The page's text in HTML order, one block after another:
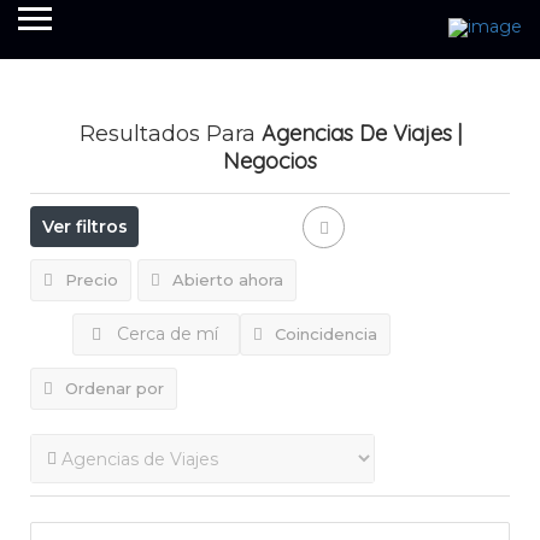
Resultados Para Agencias De Viajes
Negocios
Ver filtros
Precio Abierto ahora
Cerca de mí Coincidencia
Ordenar por